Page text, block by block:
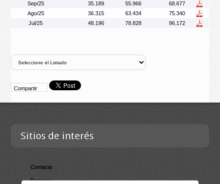
Sep/25
35.189 55.966
68.677
Ago/25
36.315 63.434
75.340
Jul/25
48.196 78.828 96.172
Compartir
Sitios de interés
Contacta
Empresa